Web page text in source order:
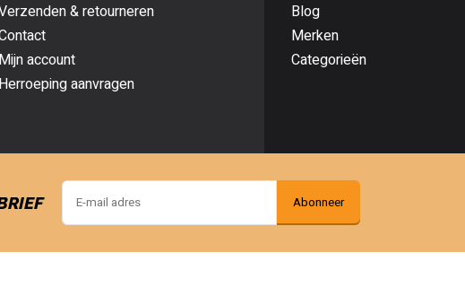
& retourneren
Mijn account
Herroeping aanvragen
Blog
Merken
Categorieën
Abonneer